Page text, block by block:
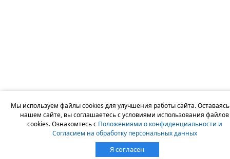
Мы используем файлы cookies для улучшения работы сайта.
нашем сайте, вы соглашаетесь с условиями использования файлов
cookies. Ознакомтесь с Положениями о конфиденциальности и
Согласием на обработку персональных данных
Я согласен